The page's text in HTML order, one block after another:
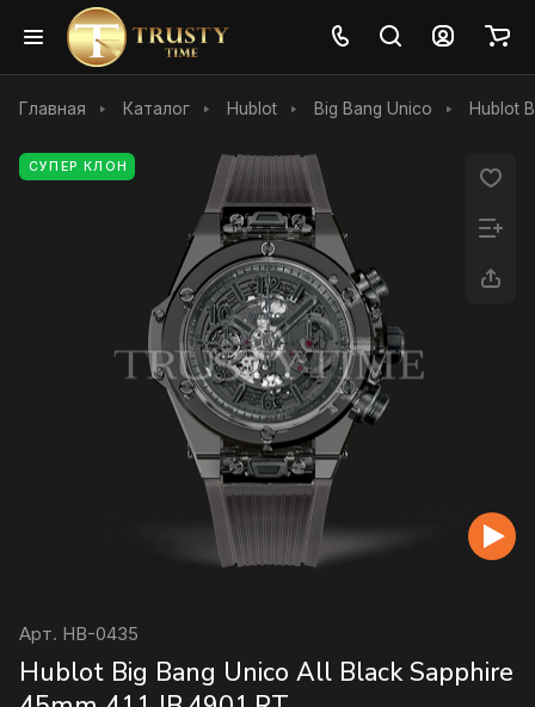
Главная Каталог Hublot Big Bang Unico Hublot
СУПЕР КЛОН
Арт. HB-0435
Hublot Big Bang Unico All Black Sapphire